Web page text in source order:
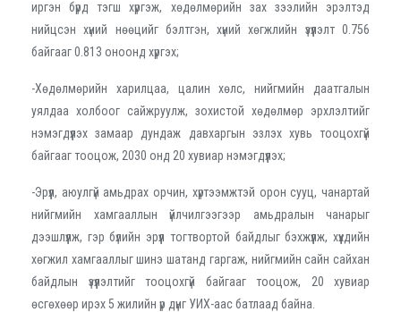
иргэн бүрд тэгш хүргэж, хөдөлмөрийн зах зээлийн эрэлтэд
нийцсэн хүний нөөцийг бэлтгэн, хүний хөгжлийн үзүүлэлт 0.756
байгааг 0.813 оноонд хүргэх;
-Хөдөлмөрийн харилцаа, цалин хөлс, нийгмийн даатгалын
уялдаа холбоог сайжруулж, зохистой хөдөлмөр эрхлэлтийг
нэмэгдүүлэх замаар дундаж давхаргын эзлэх хувь тооцохгүй
байгааг тооцож, 2030 онд 20 хувиар нэмэгдүүлэх;
-Эрүүл, аюулгүй амьдрах орчин, хүртээмжтэй орон сууц, чанартай
нийгмийн хамгааллын үйлчилгээгээр амьдралын чанарыг
дээшлүүлж, гэр бүлийн эрүүл тогтвортой байдлыг бэхжүүлж, хүүхдийн
хөгжил хамгааллыг шинэ шатанд гаргаж, нийгмийн сайн сайхан
байдлын үзүүлэлтийг тооцохгүй байгааг тооцож, 20 хувиар
өсгөхөөр ирэх 5 жилийн үр дүнг УИХ-аас батлаад байна.